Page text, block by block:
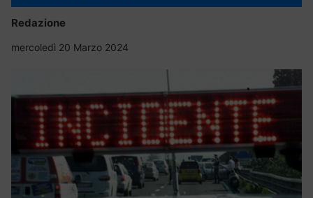
Redazione
mercoledì 20 Marzo 2024